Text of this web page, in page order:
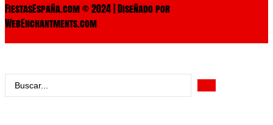
FiestasEspaña.com © 2024 | Diseñado por
WebEnchantments.com